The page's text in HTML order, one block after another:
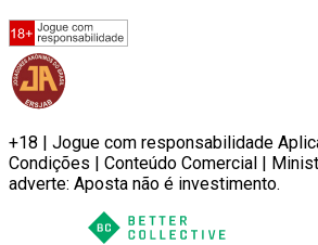
+18 | Jogue com responsabilidade
Condições | Conteúdo Comercial |
adverte: Aposta não é investimento.